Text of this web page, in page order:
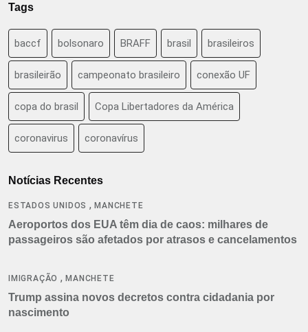
Tags
baccf bolsonaro BRAFF brasil brasileiros
brasileirão campeonato brasileiro conexão UF
copa do brasil Copa Libertadores da América
coronavirus coronavírus
Notícias Recentes
ESTADOS UNIDOS ,MANCHETE
Aeroportos dos EUA têm dia de caos: milhares de
passageiros são afetados por atrasos e cancelamentos
IMIGRAÇÃO ,MANCHETE
Trump assina novos decretos contra cidadania por
nascimento